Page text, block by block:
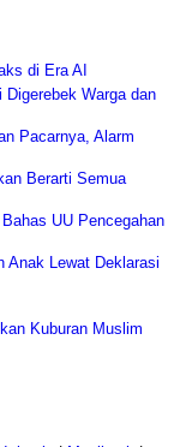
di Era AI
Warga dan
Pacarnya, Alarm
Berarti Semua
UU Pencegahan
Anak Lewat Deklarasi
Kuburan Muslim